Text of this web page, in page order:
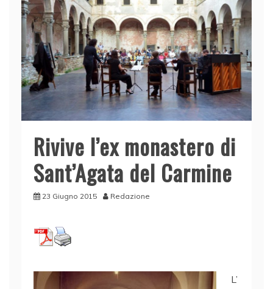
Rivive l’ex monastero di
Sant’Agata del Carmine
23 Giugno 2015 Redazione
L’